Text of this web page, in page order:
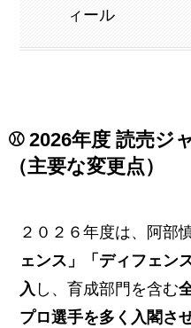
ィール
⚾ 2026年度 読売ジ
（主要な変更点）
２０２６年度は、阿部
ェンス」「ディフェン
入 し、育成部門を含む
プロ選手を多く入閣さ